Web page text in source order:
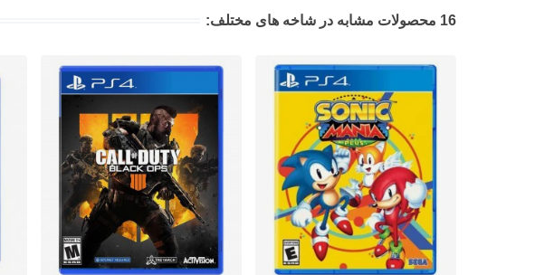
16 محصولات مشابه در شاخه های مختلف: